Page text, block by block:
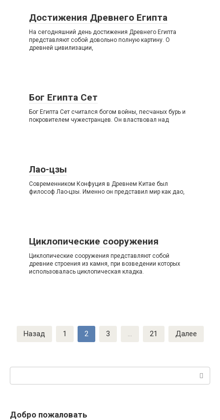
Достижения Древнего Египта
На сегодняшний день достижения Древнего Египта
представляют собой довольно полную картину. О
древней цивилизации,
Бог Египта Сет
Бог Египта Сет считался богом войны, песчаных бурь и
покровителем чужестранцев. Он властвовал над
Лао-цзы
Современником Конфуция в Древнем Китае был
философ Лао-цзы. Именно он представил мир как дао,
Циклопические сооружения
Циклопические сооружения представляют собой
древние строения из камня, при возведении которых
использовалась циклопическая кладка.
Пагинация
записей
Назад 1 2 3 … 21 Далее
Поиск:
Добро пожаловать